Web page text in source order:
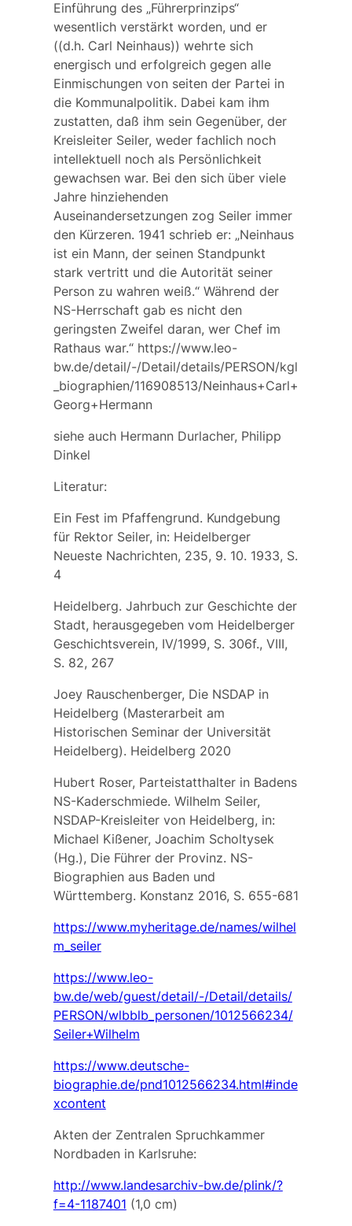
Einführung des „Führerprinzips“
wesentlich verstärkt worden, und er
((d.h. Carl Neinhaus)) wehrte sich
energisch und erfolgreich gegen alle
Einmischungen von seiten der Partei in
die Kommunalpolitik. Dabei kam ihm
zustatten, daß ihm sein Gegenüber, der
Kreisleiter Seiler, weder fachlich noch
intellektuell noch als Persönlichkeit
gewachsen war. Bei den sich über viele
Jahre hinziehenden
Auseinandersetzungen zog Seiler immer
den Kürzeren. 1941 schrieb er: „Neinhaus
ist ein Mann, der seinen Standpunkt
stark vertritt und die Autorität seiner
Person zu wahren weiß.“ Während der
NS-Herrschaft gab es nicht den
geringsten Zweifel daran, wer Chef im
Rathaus war.“ https://www.leo-
bw.de/detail/-/Detail/details/PERSON/kgl
_biographien/116908513/Neinhaus+Carl+
Georg+Hermann
siehe auchHermann Durlacher, Philipp
Dinkel
Literatur:
Ein Fest im Pfaffengrund. Kundgebung
für Rektor Seiler, in: Heidelberger
Neueste Nachrichten, 235, 9. 10. 1933, S.
4
Heidelberg. Jahrbuch zur Geschichte der
Stadt, herausgegeben vom Heidelberger
Geschichtsverein, IV/1999, S. 306f., VIII,
S. 82, 267
Joey Rauschenberger, Die NSDAP in
Heidelberg (Masterarbeit am
Historischen Seminar der Universität
Heidelberg). Heidelberg 2020
Hubert Roser, Parteistatthalter in Badens
NS-Kaderschmiede. Wilhelm Seiler,
NSDAP-Kreisleiter von Heidelberg, in:
Michael Kißener, Joachim Scholtysek
(Hg.), Die Führer der Provinz. NS-
Biographien aus Baden und
Württemberg. Konstanz 2016, S. 655-681
https://www.myheritage.de/names/wilhel
m_seiler
https://www.leo-
bw.de/web/guest/detail/-/Detail/details/
PERSON/wlbblb_personen/1012566234/
Seiler+Wilhelm
https://www.deutsche-
biographie.de/pnd1012566234.html#inde
xcontent
Akten der Zentralen Spruchkammer
Nordbaden in Karlsruhe:
http://www.landesarchiv-bw.de/plink/?
f=4-1187401 (1,0 cm)